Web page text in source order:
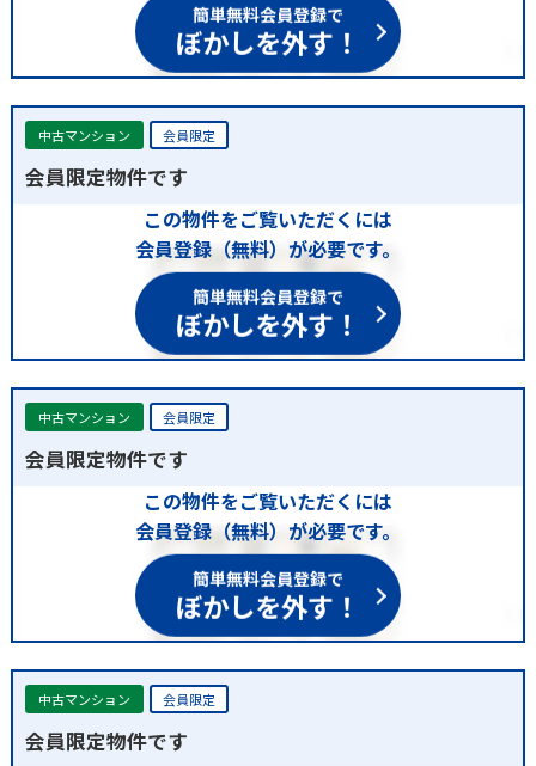
簡単無料会員登録で
ぼかしを外す！
中古マンション 会員限定
会員限定物件です
この物件をご覧いただくには
会員登録（無料）が必要です。
簡単無料会員登録で
ぼかしを外す！
中古マンション 会員限定
会員限定物件です
この物件をご覧いただくには
会員登録（無料）が必要です。
簡単無料会員登録で
ぼかしを外す！
中古マンション 会員限定
会員限定物件です